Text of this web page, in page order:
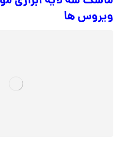
ویروس ها